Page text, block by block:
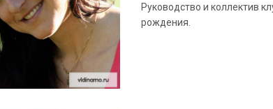
Руководство и коллектив
рождения.